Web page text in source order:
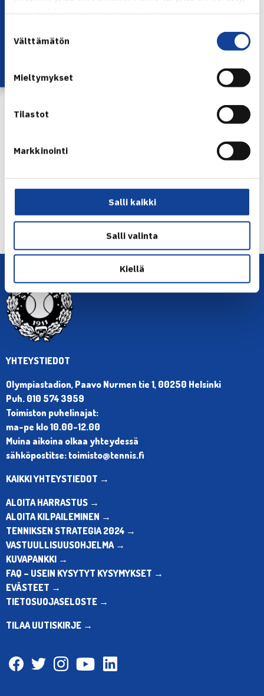
kun olet käyttänyt heidän palvelujaan.
valinta
Välttämätön
Mieltymykset
Tilastot
Markkinointi
Salli kaikki
Salli valinta
Kiellä
1210) Julia Rissanen
1433) Natalia Lysova
1778) Leia Kaukonen
Juniorien ITF-rankingit
Seuraava uutinen: J.Nieminen Sydneyn
Lataa OmaTennis!
YHTEYSTIEDOT
Olympiastadion, Paavo Nurmen tie 1, 00250 Helsinki
Puh. 010 574 3959
Toimiston puhelinajat:
ma-pe klo 10.00-12.00
Muina aikoina olkaa yhteydessä
sähköpostitse: toimisto@tennis.fi
KAIKKI YHTEYSTIEDOT →
ALOITA HARRASTUS →
ALOITA KILPAILEMINEN →
TENNIKSEN STRATEGIA 2024 →
VASTUULLISUUSOHJELMA →
KUVAPANKKI →
FAQ – USEIN KYSYTYT KYSYMYKSET →
EVÄSTEET →
TIETOSUOJASELOSTE →
TILAA UUTISKIRJE →